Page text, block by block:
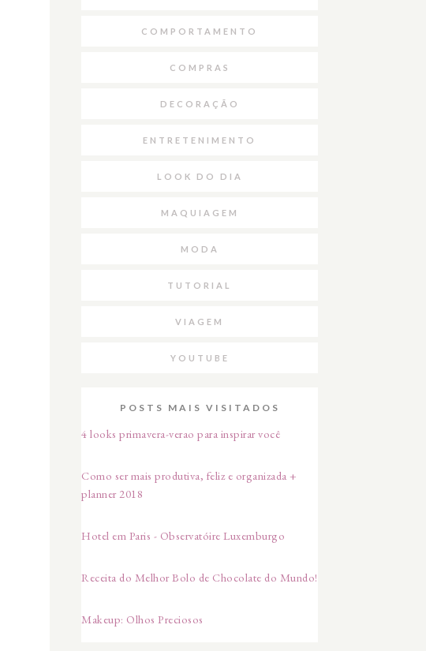
COMPORTAMENTO
COMPRAS
DECORAÇÃO
ENTRETENIMENTO
LOOK DO DIA
MAQUIAGEM
MODA
TUTORIAL
VIAGEM
YOUTUBE
POSTS MAIS VISITADOS
4 looks primavera-verao para inspirar você
Como ser mais produtiva, feliz e organizada +
planner 2018
Hotel em Paris - Observatóire Luxemburgo
Receita do Melhor Bolo de Chocolate do Mundo!
Makeup: Olhos Preciosos